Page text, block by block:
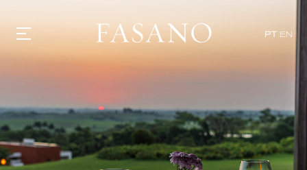
PT EN
HOTÉIS
EXPERIÊNCIAS
EVENTOS
VILLAS
SHOP | SELEZIONE